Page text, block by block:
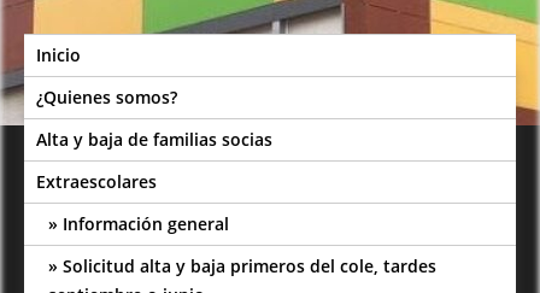
Inicio
¿Quienes somos?
Alta y baja de familias socias
Extraescolares
Información general
Solicitud alta y baja primeros del cole, tardes